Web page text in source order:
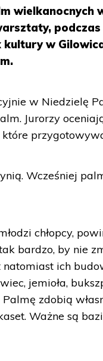
wielkanocnych
w
w Niedzielę
Jurorzy
Wcześniej
chłopcy,
bardzo, by nie
ich
jemioła,
zdobią
Ważne są